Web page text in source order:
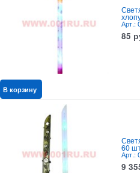
Арт.:
85
В корзину
60
Арт.:
9